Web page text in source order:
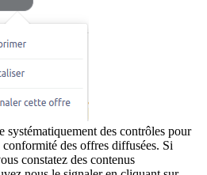
systématiquement des contrôles pour
des offres diffusées. Si
constatez des contenus